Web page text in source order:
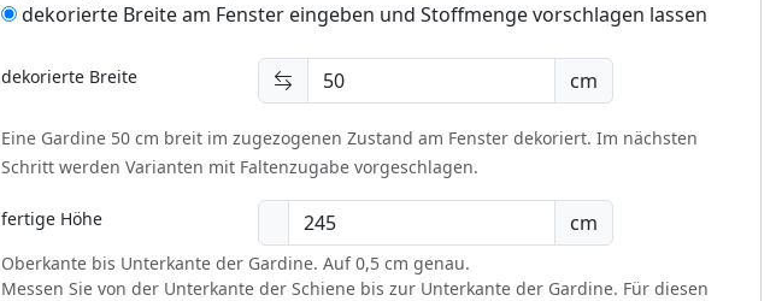
dekorierte Breite am Fenster eingeben und Stoffmenge vorschlagen lassen
dekorierte Breite cm
Eine Gardine 50 cm breit im zugezogenen Zustand am Fenster dekoriert. Im nächsten
Schritt werden Varianten mit Faltenzugabe vorgeschlagen.
fertige Höhe cm
Oberkante bis Unterkante der Gardine. Auf 0,5 cm genau.
Messen Sie von der Unterkante der Schiene bis zur Unterkante der Gardine. Für diesen